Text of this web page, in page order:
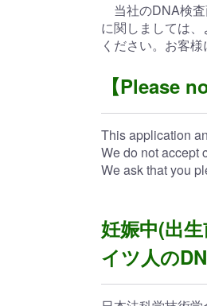
当社のDNA検査
に関しましては
ください。お客
【Please
This application
We do not accept
We ask that you
妊娠中(出
イツ人の